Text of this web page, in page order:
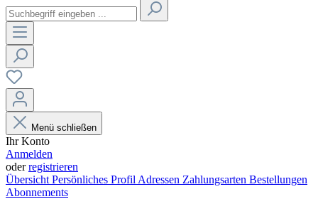
Menü schließen
Ihr Konto
Anmelden
oderregistrieren
Übersicht Persönliches Profil Adressen Zahlungsarten Bestellungen
Abonnements